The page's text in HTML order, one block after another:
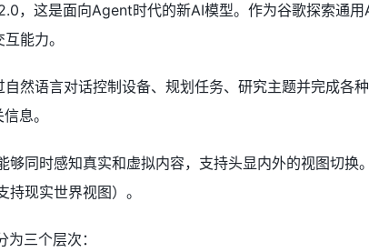
，这是面向Agent时代的新AI模型。作为谷歌探索通
能力。
然语言对话控制设备、规划任务、研究主题并完成
息。
同时感知真实和虚拟内容，支持头显内外的视图切换
现实世界视图）。
三个层次：